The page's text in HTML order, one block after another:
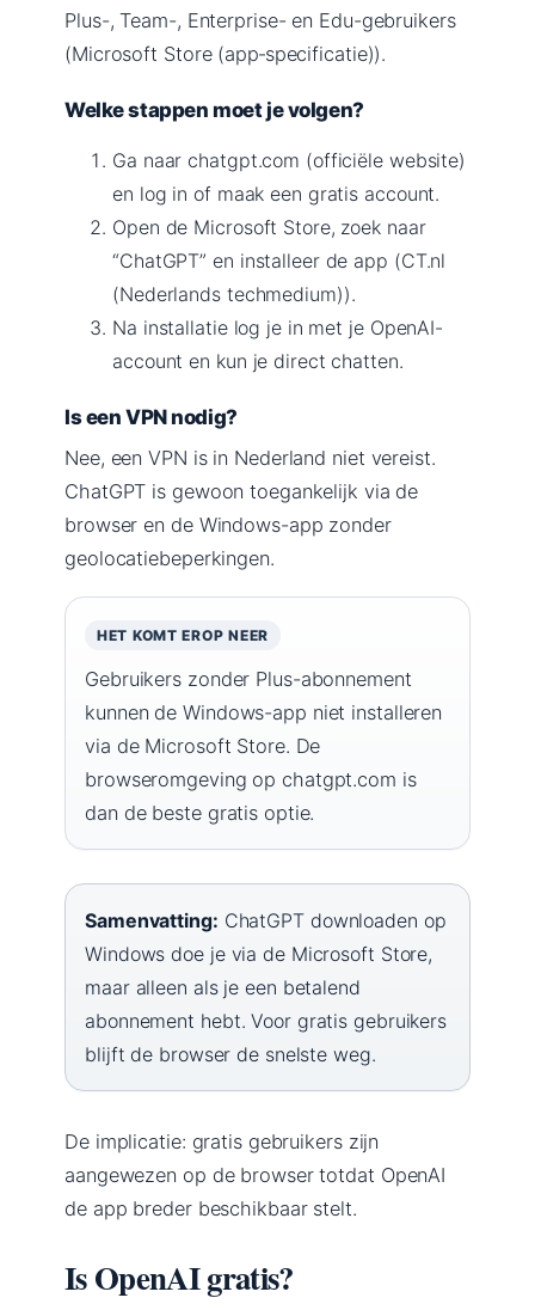
Plus-, Team-, Enterprise- en Edu-gebruikers
(Microsoft Store (app‑specificatie)).
Welke stappen moet je volgen?
Ga naar chatgpt.com (officiële website)
en log in of maak een gratis account.
Open de Microsoft Store, zoek naar
“ChatGPT” en installeer de app (CT.nl
(Nederlands techmedium)).
Na installatie log je in met je OpenAI-
account en kun je direct chatten.
Is een VPN nodig?
Nee, een VPN is in Nederland niet vereist.
ChatGPT is gewoon toegankelijk via de
browser en de Windows-app zonder
geolocatiebeperkingen.
HET KOMT EROP NEER
Gebruikers zonder Plus-abonnement
kunnen de Windows-app niet installeren
via de Microsoft Store. De
browseromgeving op chatgpt.com is
dan de beste gratis optie.
Samenvatting: ChatGPT downloaden op
Windows doe je via de Microsoft Store,
maar alleen als je een betalend
abonnement hebt. Voor gratis gebruikers
blijft de browser de snelste weg.
De implicatie: gratis gebruikers zijn
aangewezen op de browser totdat OpenAI
de app breder beschikbaar stelt.
Is OpenAI gratis?